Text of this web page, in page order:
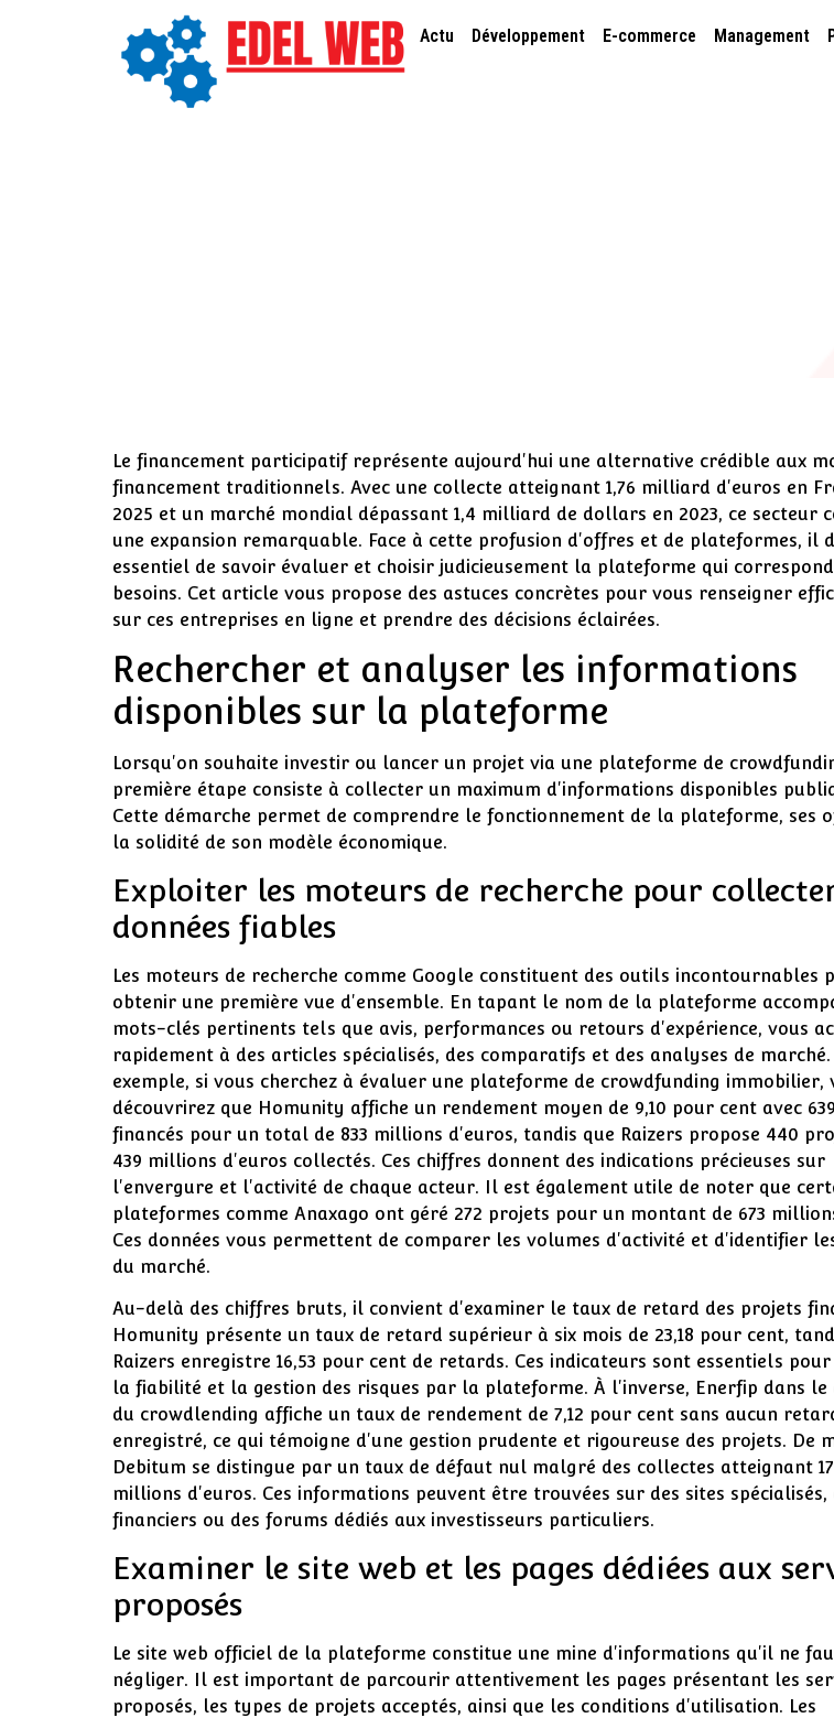
Actu Développement E-commerce Management
Astuces pour se renseigner en
comment évaluer une
Le financement participatif représente aujourd'hui une alternative crédible aux
financement traditionnels. Avec une collecte atteignant 1,76 milliard d'euros en
2025 et un marché mondial dépassant 1,4 milliard de dollars en 2023, ce secteur
une expansion remarquable. Face à cette profusion d'offres et de plateformes, il
essentiel de savoir évaluer et choisir judicieusement la plateforme qui correspond
besoins. Cet article vous propose des astuces concrètes pour vous renseigner
sur ces entreprises en ligne et prendre des décisions éclairées.
Rechercher et analyser les informations
disponibles sur la plateforme
Lorsqu'on souhaite investir ou lancer un projet via une plateforme de
première étape consiste à collecter un maximum d'informations disponibles
Cette démarche permet de comprendre le fonctionnement de la plateforme, ses
la solidité de son modèle économique.
Exploiter les moteurs de recherche pour
données fiables
Les moteurs de recherche comme Google constituent des outils incontournables
obtenir une première vue d'ensemble. En tapant le nom de la plateforme
mots-clés pertinents tels que avis, performances ou retours d'expérience, vous
rapidement à des articles spécialisés, des comparatifs et des analyses de marché.
exemple, si vous cherchez à évaluer une plateforme de crowdfunding immobilier,
découvrirez que Homunity affiche un rendement moyen de 9,10 pour cent avec
financés pour un total de 833 millions d'euros, tandis que Raizers propose 440
439 millions d'euros collectés. Ces chiffres donnent des indications précieuses sur
l'envergure et l'activité de chaque acteur. Il est également utile de noter que
plateformes comme Anaxago ont géré 272 projets pour un montant de 673
Ces données vous permettent de comparer les volumes d'activité et d'identifier
du marché.
Au-delà des chiffres bruts, il convient d'examiner le taux de retard des projets
Homunity présente un taux de retard supérieur à six mois de 23,18 pour cent,
Raizers enregistre 16,53 pour cent de retards. Ces indicateurs sont essentiels
la fiabilité et la gestion des risques par la plateforme. À l'inverse, Enerfip dans le
du crowdlending affiche un taux de rendement de 7,12 pour cent sans aucun
enregistré, ce qui témoigne d'une gestion prudente et rigoureuse des projets. De
Debitum se distingue par un taux de défaut nul malgré des collectes atteignant
millions d'euros. Ces informations peuvent être trouvées sur des sites spécialisés,
financiers ou des forums dédiés aux investisseurs particuliers.
Examiner le site web et les pages dédiées aux
proposés
Le site web officiel de la plateforme constitue une mine d'informations qu'il ne
négliger. Il est important de parcourir attentivement les pages présentant les
proposés, les types de projets acceptés, ainsi que les conditions d'utilisation. Les